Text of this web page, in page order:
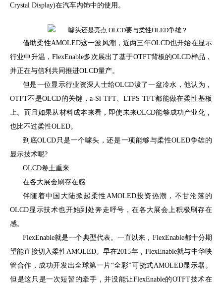
Crystal Display)在汽车内饰中的使用。
借助柔性AMOLED这一波风潮，近两三年OLCD也开始在显示
行业中升温，FlexEnable多次展出了基于OTFT背板的OLCD样品，
并正在与信利共同推进OLCD量产。
但是一位显示行业资深人士给OLCD泼了一盆冷水，他认为，
OTFT不是OLCD的关键，a-Si TFT、LTPS TFT都能做在柔性基板
上。而且如果从材料成本来看，即使未来OLCD能够成功产业化，
也比不过柔性OLED。
到底OLCD只是一个噱头，还是一项能够与柔性OLED争雄的
显示技术呢?
OLCD卷土重来
在各大展会刷存在感
伴随着中国大陆掀起柔性AMOLED投资热潮，不甘沦落的
OLCD显示技术也开始到处奔走呼号，在各大展会上积极刷存在
感。
FlexEnable就是一个典型代表。一直以来，FlexEnable都十分期
望能直接切入柔性AMOLED。早在2015年，FlexEnable就与中华映
管合作，成功开发出全球第一片“全彩”可挠式AMOLED显示器。
但是这只是一次短暂的牵手，并没能让FlexEnable的OTFT技术在